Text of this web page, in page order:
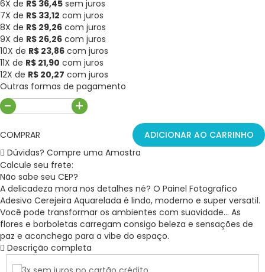
6X de R$ 36,45 sem juros
7X de R$ 33,12 com juros
8X de R$ 29,26 com juros
9X de R$ 26,26 com juros
10X de R$ 23,86 com juros
11X de R$ 21,90 com juros
12X de R$ 20,27 com juros
Outras formas de pagamento
- +
COMPRAR
ADICIONAR AO CARRINHO
Dúvidas? Compre uma Amostra
Calcule seu frete:
Não sabe seu CEP?
A delicadeza mora nos detalhes né? O Painel Fotografico
Adesivo Cerejeira Aquarelada é lindo, moderno e super versatil.
Você pode transformar os ambientes com suavidade... As
flores e borboletas carregam consigo beleza e sensações de
paz e aconchego para a vibe do espaço.
Descrição completa